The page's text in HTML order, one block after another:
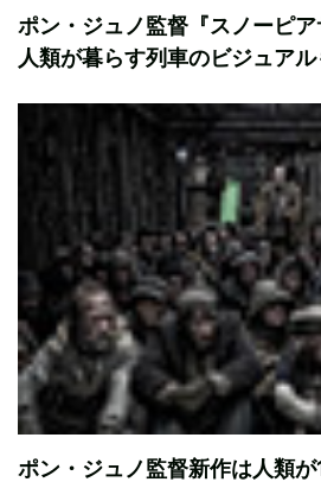
ポン・ジュノ監督『スノーピア
人類が暮らす列車のビジュアル
ポン・ジュノ監督新作は人類